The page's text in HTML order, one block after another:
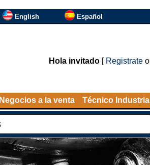
English Español
Hola invitado[ Registrateo
Negocios a la venta Técnico Industrial